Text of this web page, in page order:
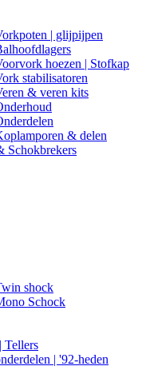
| glijpijpen
hoezen | Stofkap
stabilisatoren
& veren kits
& delen
Schokbrekers
shock
Schock
Tellers
| '92-heden